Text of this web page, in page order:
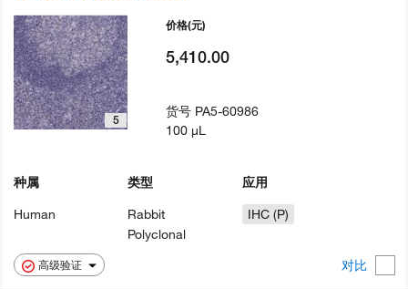
高级验证 对比
5
种属
Human
类型
Rabbit
Polyclonal
应用
IHC (P)
价格(元)
5,410.00
货号 PA5-60986
100 µL